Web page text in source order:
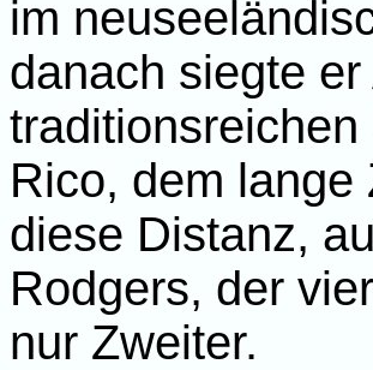
im
danach siegte
Rico, dem
diese Distanz,
Rodgers, der
nur Zweiter.